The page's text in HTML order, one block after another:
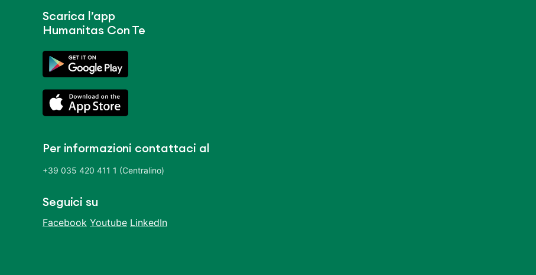
Scarica l’app
Humanitas Con Te
Per informazioni contattaci al
+39 035 420 411 1 (Centralino)
Seguici su
Facebook Youtube LinkedIn